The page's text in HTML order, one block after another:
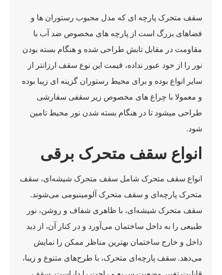
سقف متحرک پارچه ای که مدل محبوب رستوران ها و
فضاهای بزرگ است از پارچه های مخصوص ضد آب با
مقاومت در مقابل تابش طراحی شده و هنگام بسته بودن
نور را از خود عبور نداده، قیمت این نوع سقف ارزانتر از
سایر انواع بوده و برای محیط رستوران گزینه ای زیبا بوده
و معمولا با چراغ های مخصوص زیر سقفی سفارشی
طراحی میشود تا در هنگام بسته شدن نور محیط تامین
شود.
انواع سقف متحرک برقی
انواع سقف متحرک شامل سقف متحرک شیشه‌ای، سقف
متحرک پارچه‌ای و سقف متحرک آلومینیومی می‌شوند.
سقف متحرک شیشه‌ای، با ظاهری شفاف و روشن، نور
طبیعی را به داخل ساختمان می‌آورد و در کنار آن، از دید
داخل و خارج ساختمان بهترین مناظر ممکن را نمایش
می‌دهد. سقف پارچه‌ای متحرک، با طرح‌های متنوع و زیبا،